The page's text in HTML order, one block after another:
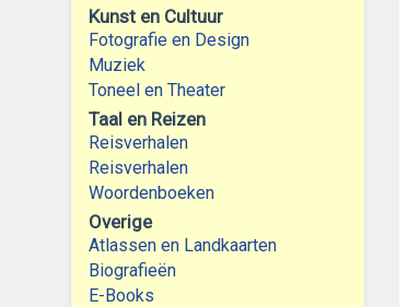
Kunst en Cultuur
Fotografie en Design
Muziek
Toneel en Theater
Taal en Reizen
Reisverhalen
Reisverhalen
Woordenboeken
Overige
Atlassen en Landkaarten
Biografieën
E-Books